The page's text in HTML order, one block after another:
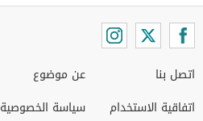
اتصل بنا
اتفاقية الاستخدام
عن موضوع
سياسة الخصوصية